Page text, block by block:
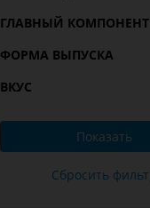
ГЛАВНЫЙ КОМПОНЕНТ
ФОРМА ВЫПУСКА
ВКУС